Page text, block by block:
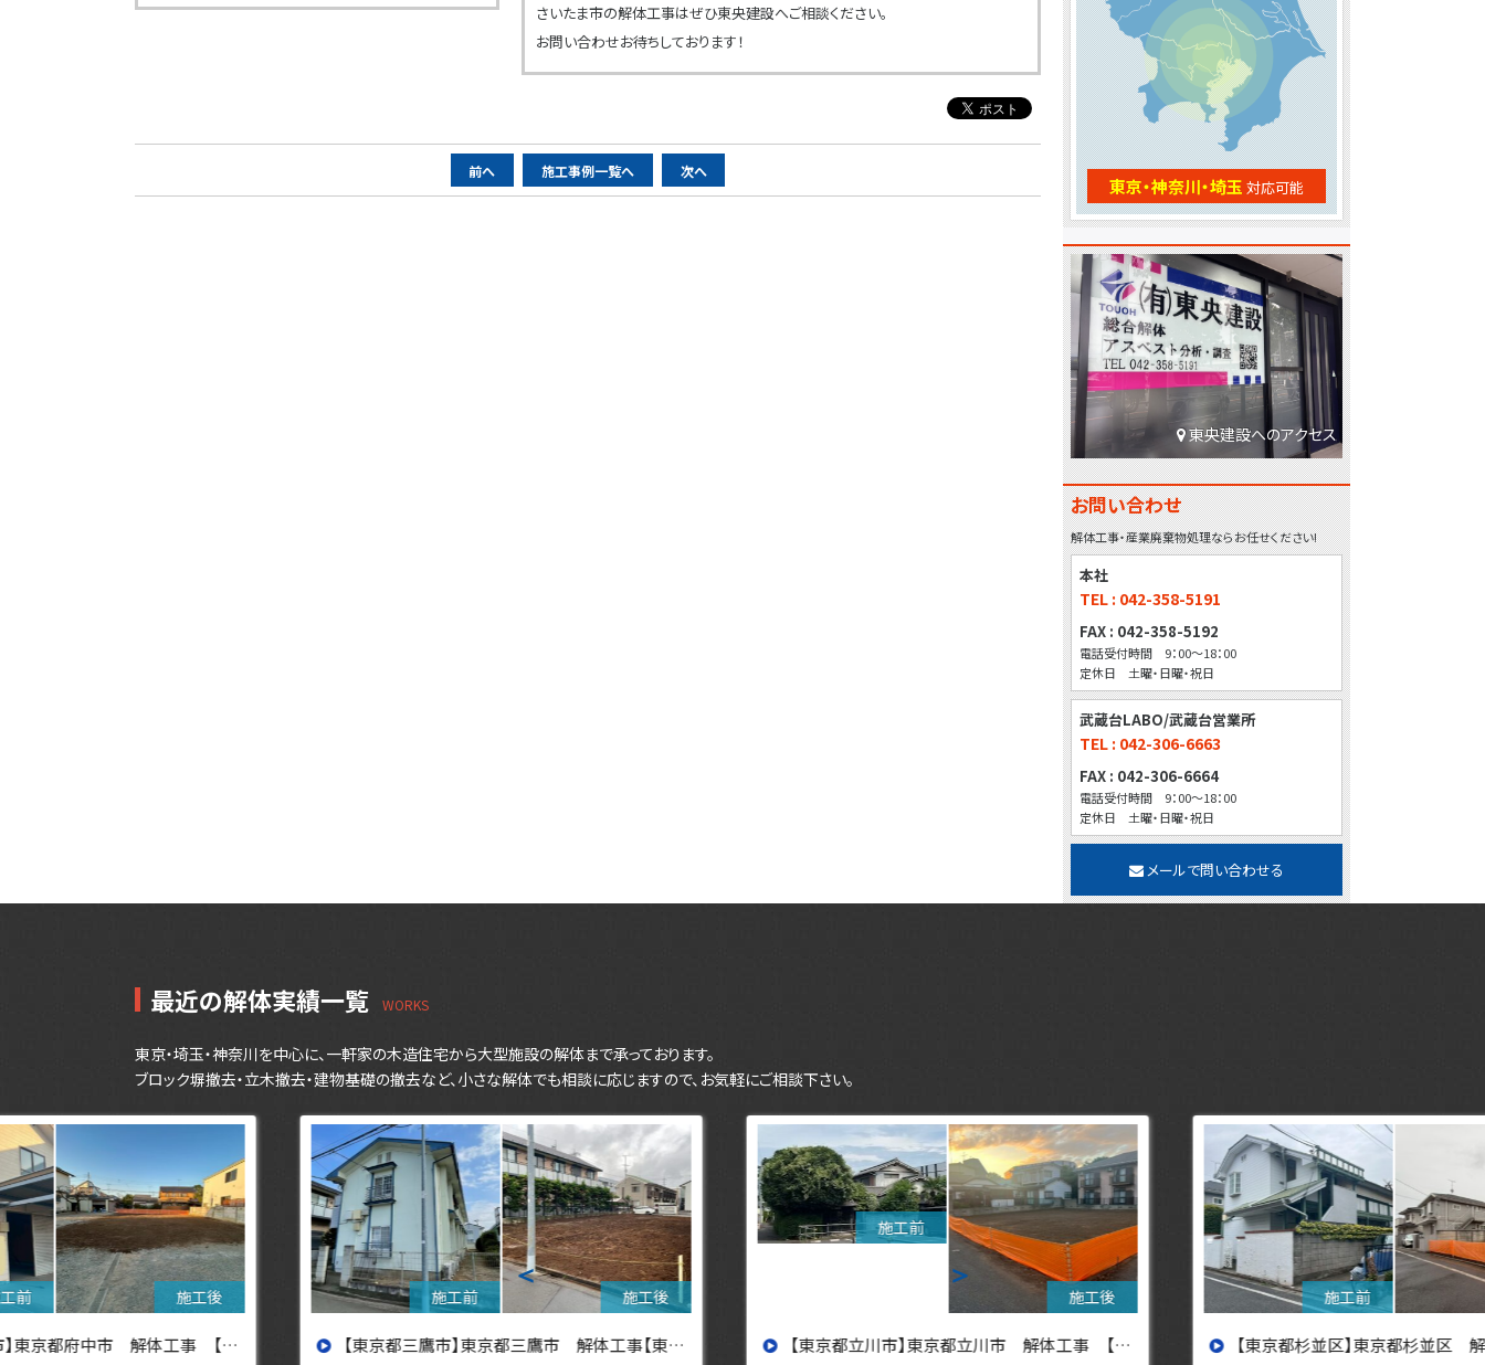
さいたま市の解体工事はぜひ東央建設へご相談ください。
お問い合わせお待ちしております！
ー
前へ 施工事例一覧へ 次へ
東京・神奈川・埼玉 対応可能
東央建設へのアクセス
お問い合わせ
解体工事・産業廃棄物処理ならお任せください!
本社
TEL : 042-358-5191
FAX : 042-358-5192
電話受付時間 9：00～18：00
定休日 土曜・日曜・祝日
武蔵台LABO/武蔵台営業所
TEL : 042-306-6663
FAX : 042-306-6664
電話受付時間 9：00～18：00
定休日 土曜・日曜・祝日
メールで問い合わせる
最近の解体実績一覧
東京・埼玉・神奈川を中心に、一軒家の木造住宅から大型施設の解体まで承っております。
ブロック塀撤去・立木撤去・建物基礎の撤去など、小さな解体でも相談に応じますので、お気軽にご相談下さい。
＜
】 【東京都三鷹市】東京都三鷹市 解体工事【東京・埼玉・神奈川の解体工事なら東央建設へ】 【東京都立川市】東京都立川市 解体工事 【東京・埼玉・神奈川の解体工事なら東央建設へ】 【東京都杉並区】東京都杉並区 解体工事【東京・埼玉・神奈川の解体工事なら東央建設へ】
＞